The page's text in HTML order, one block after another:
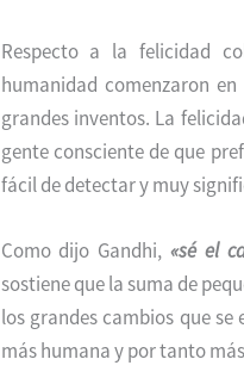
Respecto a la felicidad
humanidad comenzaron
grandes inventos. La
gente consciente de que
fácil de detectar y muy
Como dijo Gandhi, «sé el
sostiene que la suma de
los grandes cambios que
más humana y por tanto